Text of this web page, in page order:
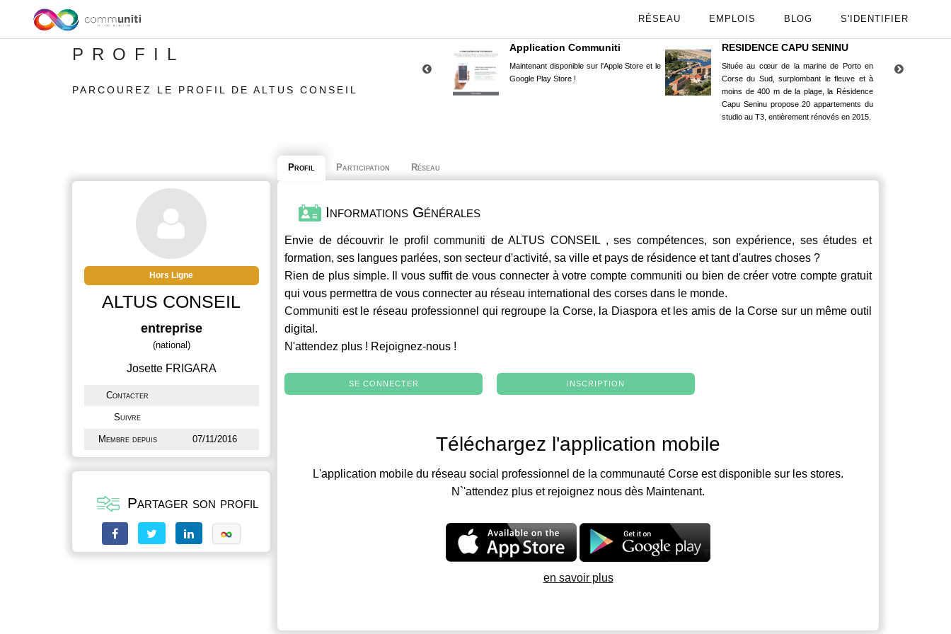
RÉSEAU EMPLOIS BLOG S'IDENTIFIER
PROFIL
PARCOUREZ LE PROFIL DE ALTUS CONSEIL
Application Communiti
Maintenant disponible sur l'Apple Store et le
Google Play Store !
RESIDENCE CAPU SENINU
Située au cœur de la marine de Porto en
Corse du Sud, surplombant le fleuve et à
moins de 400 m de la plage, la Résidence
Capu Seninu propose 20 appartements du
studio au T3, entièrement rénovés en 2015.
Hors Ligne
ALTUS CONSEIL
entreprise
(national)
Josette FRIGARA
Contacter
Suivre
Membre depuis 07/11/2016
Partager son profil
Profil Participation Réseau
Informations Générales
Envie de découvrir le profilcommuniti de ALTUS CONSEIL , ses compétences, son expérience, ses études et
formation, ses langues parlées, son secteur d'activité, sa ville et pays de résidence et tant d'autres choses ?
Rien de plus simple. Il vous suffit de vous connecter à votre comptecommuniti ou bien de créer votre compte gratuit
qui vous permettra de vous connecter au réseau international des corses dans le monde.
Communiti est le réseau professionnel qui regroupe la Corse, la Diaspora et les amis de la Corse sur un même outil
digital.
N'attendez plus ! Rejoignez-nous !
SE CONNECTER INSCRIPTION
Téléchargez l'application mobile
L'application mobile du réseau social professionnel de la communauté Corse est disponible sur les stores.
N`'attendez plus et rejoignez nous dès Maintenant.
en savoir plus